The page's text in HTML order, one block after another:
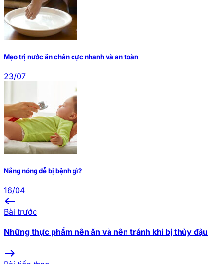
Mẹo trị nước ăn chân cực nhanh và an toàn
23/07
Nắng nóng dễ bị bệnh gì?
16/04
west
Bài trước
Những thực phẩm nên ăn và nên tránh khi bị thủy đậu
east